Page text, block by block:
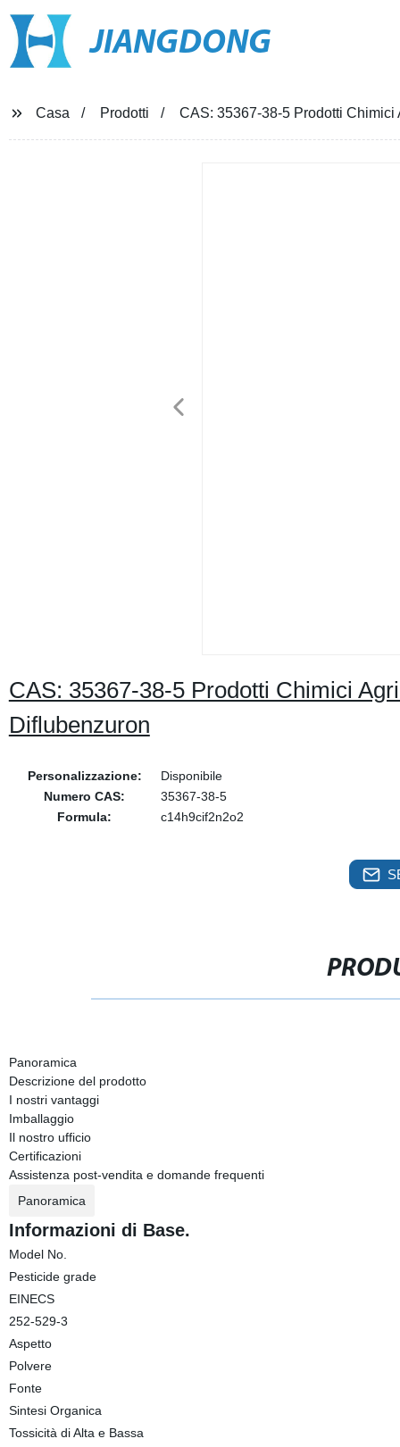
JIANGDONG
Casa Prodotti CAS: 35367-38-5 Prodotti
CAS: 35367-38-5 Prodotti Chimici
Diflubenzuron
Personalizzazione:
Disponibile
Numero CAS:
35367-38-5
Formula:
c14h9cif2n2o2
Panoramica
Descrizione del prodotto
I nostri vantaggi
Imballaggio
Il nostro ufficio
Certificazioni
Assistenza post-vendita e domande frequenti
Panoramica
Informazioni di Base.
Model No.
Pesticide grade
EINECS
252-529-3
Aspetto
Polvere
Fonte
Sintesi Organica
Tossicità di Alta e Bassa